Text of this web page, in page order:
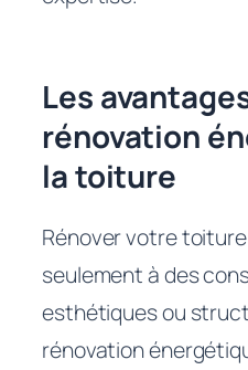
Les
rénovation
la toiture
Rénover votre
seulement à des
esthétiques ou
rénovation